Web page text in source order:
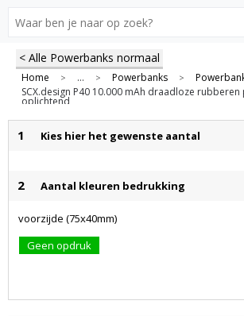
< Alle Powerbanks normaal
Home > ... > Powerbanks >
SCX.design P40 10.000 mAh draadloze
oplichtend
1 Kies hier het gewenste aantal
2 Aantal kleuren bedrukking
voorzijde (75x40mm)
Geen opdruk